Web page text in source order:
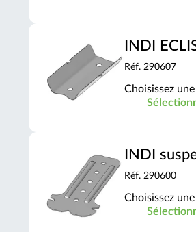
INDI
Réf. 290607
Choisissez
INDI
Réf. 290600
Choisissez